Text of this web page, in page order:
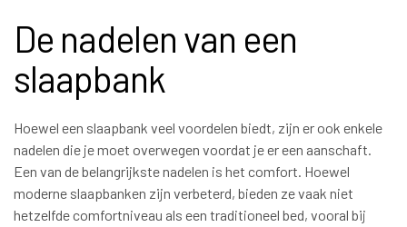
De nadelen van een
slaapbank
Hoewel een slaapbank veel voordelen biedt, zijn er ook enkele
nadelen die je moet overwegen voordat je er een aanschaft.
Een van de belangrijkste nadelen is het comfort. Hoewel
moderne slaapbanken zijn verbeterd, bieden ze vaak niet
hetzelfde comfortniveau als een traditioneel bed, vooral bij